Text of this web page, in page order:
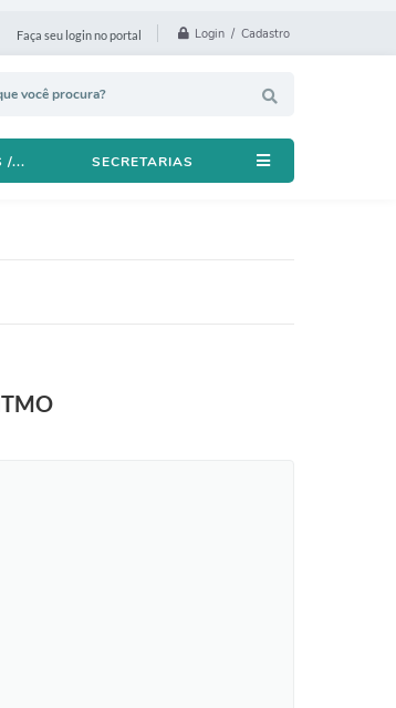
Faça seu login no portal Login / Cadastro
/... SECRETARIAS